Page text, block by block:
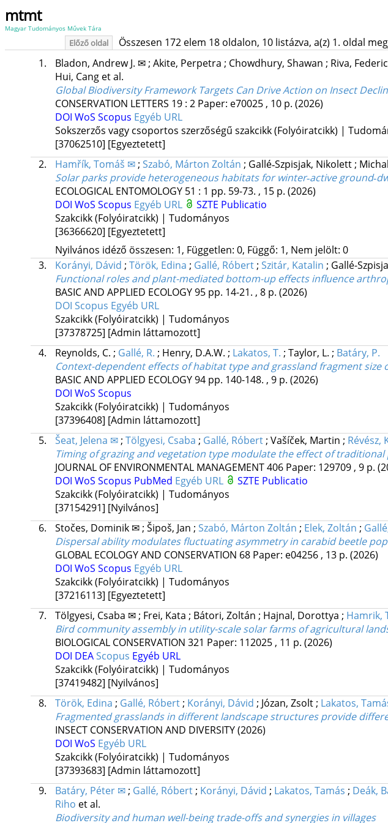
mtmt
Magyar Tudományos Művek Tára
Előző oldal Összesen 172 elem 18 oldalon, 10 listázva, a(z) 1. oldal
1. Bladon, Andrew J. ✉; Akite, Perpetra ; Chowdhury, Shawan ; Riva,
Hui, Cang et al.
Global Biodiversity Framework Targets Can Drive Action on Insect
CONSERVATION LETTERS 19: 2 Paper: e70025 , 10 p. (2026)
DOI WoS Scopus Egyéb URL
Sokszerzős vagy csoportos szerzőségű szakcikk (Folyóiratcikk) |
[37062510] [Egyeztetett]
2.
Hamřík, Tomáš ✉; Szabó, Márton Zoltán ; Gallé‐Szpisjak, Nikolett;
Solar parks provide heterogeneous habitats for winter‐active
ECOLOGICAL ENTOMOLOGY 51 : 1 pp. 59-73. , 15 p. (2026)
DOI WoS Scopus Egyéb URL
SZTE Publicatio
Szakcikk (Folyóiratcikk) | Tudományos
[36366620] [Egyeztetett]
Nyilvános idéző összesen: 1, Független: 0, Függő: 1, Nem jelölt: 0
3.
Korányi, Dávid ; Török, Edina ; Gallé, Róbert; Szitár, Katalin ; Gallé-
Functional roles and plant-mediated bottom-up effects influence
BASIC AND APPLIED ECOLOGY95 pp. 14-21. , 8 p. (2026)
DOI Scopus Egyéb URL
Szakcikk (Folyóiratcikk) | Tudományos
[37378725] [Admin láttamozott]
4.
Reynolds, C. ; Gallé, R. ; Henry, D.A.W. ; Lakatos, T. ; Taylor, L. ; Batáry, P.
Context-dependent effects of habitat type and grassland fragment
BASIC AND APPLIED ECOLOGY94 pp. 140-148. , 9 p. (2026)
DOI WoS Scopus
Szakcikk (Folyóiratcikk) | Tudományos
[37396408] [Admin láttamozott]
5.
Šeat, Jelena ✉; Tölgyesi, Csaba ; Gallé, Róbert; Vašíček, Martin ; Révész,
Timing of grazing and vegetation type modulate the effect of
JOURNAL OF ENVIRONMENTAL MANAGEMENT406 Paper: 129709 , 9 p.
DOI WoS Scopus PubMed Egyéb URL
SZTE Publicatio
Szakcikk (Folyóiratcikk) | Tudományos
[37154291] [Nyilvános]
6.
Stočes, Dominik ✉; Šipoš, Jan ; Szabó, Márton Zoltán ; Elek, Zoltán ;
Dispersal ability modulates fluctuating asymmetry in carabid beetle
GLOBAL ECOLOGY AND CONSERVATION 68 Paper: e04256 , 13 p. (2026)
DOI WoS Scopus Egyéb URL
Szakcikk (Folyóiratcikk) | Tudományos
[37216113] [Egyeztetett]
7.
Tölgyesi, Csaba ✉; Frei, Kata ; Bátori, Zoltán ; Hajnal, Dorottya ; Hamrik,
Bird community assembly in utility-scale solar farms of agricultural
BIOLOGICAL CONSERVATION 321 Paper: 112025 , 11 p. (2026)
DOI DEAScopus Egyéb URL
Szakcikk (Folyóiratcikk) | Tudományos
[37419482] [Nyilvános]
8.
Török, Edina ; Gallé, Róbert; Korányi, Dávid ; Józan, Zsolt; Lakatos,
Fragmented grasslands in different landscape structures provide
INSECT CONSERVATION AND DIVERSITY(2026)
DOI WoS Egyéb URL
Szakcikk (Folyóiratcikk) | Tudományos
[37393683] [Admin láttamozott]
9.
Batáry, Péter ✉; Gallé, Róbert; Korányi, Dávid ; Lakatos, Tamás ; Deák,
Riho et al.
Biodiversity and human well-being trade-offs and synergies in villages